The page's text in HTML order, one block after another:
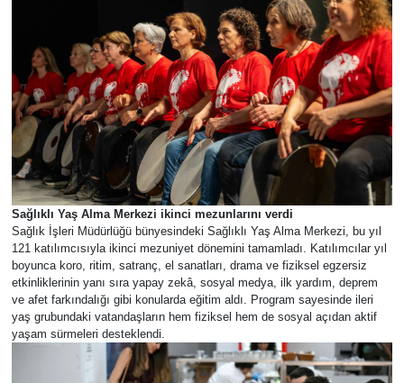
Sağlıklı Yaş Alma Merkezi ikinci mezunlarını verdi
Sağlık İşleri Müdürlüğü bünyesindeki Sağlıklı Yaş Alma Merkezi, bu yıl
121 katılımcısıyla ikinci mezuniyet dönemini tamamladı. Katılımcılar yıl
boyunca koro, ritim, satranç, el sanatları, drama ve fiziksel egzersiz
etkinliklerinin yanı sıra yapay zekâ, sosyal medya, ilk yardım, deprem
ve afet farkındalığı gibi konularda eğitim aldı. Program sayesinde ileri
yaş grubundaki vatandaşların hem fiziksel hem de sosyal açıdan aktif
yaşam sürmeleri desteklendi.